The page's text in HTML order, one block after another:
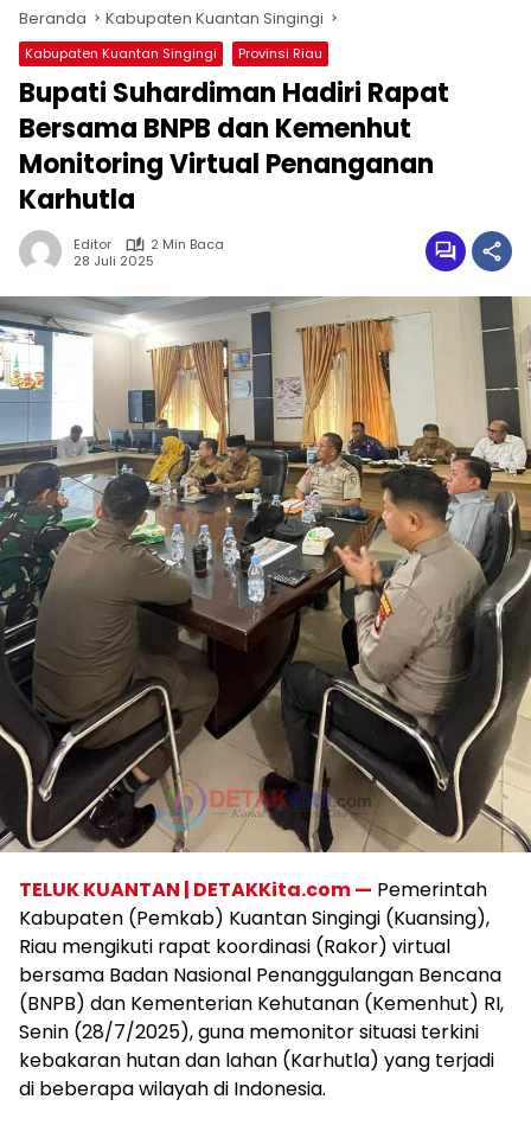
Beranda Kabupaten Kuantan Singingi
Kabupaten Kuantan Singingi Provinsi Riau
Bupati Suhardiman Hadiri Rapat
Bersama BNPB dan Kemenhut
Monitoring Virtual Penanganan
Karhutla
Editor
2 Min Baca
28 Juli 2025
TELUK KUANTAN | DETAKKita.com — Pemerintah
Kabupaten (Pemkab) Kuantan Singingi (Kuansing),
Riau mengikuti rapat koordinasi (Rakor) virtual
bersama Badan Nasional Penanggulangan Bencana
(BNPB) dan Kementerian Kehutanan (Kemenhut) RI,
Senin (28/7/2025), guna memonitor situasi terkini
kebakaran hutan dan lahan (Karhutla) yang terjadi
di beberapa wilayah di Indonesia.